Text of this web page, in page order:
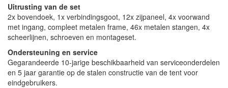
Uitrusting van de set
2x bovendoek, 1x verbindingsgoot, 12x zijpaneel, 4x voorwand
met ingang, compleet metalen frame, 46x metalen stangen, 4x
scheerlijnen, schroeven en montageset.
Ondersteuning en service
Gegarandeerde 10-jarige beschikbaarheid van serviceonderdelen
en 5 jaar garantie op de stalen constructie van de tent voor
eindgebruikers.